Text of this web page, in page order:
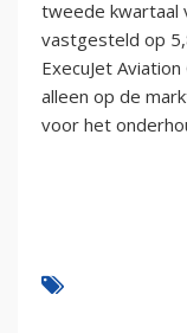
tweede kwartaal
vastgesteld op
ExecuJet
alleen op de
voor het